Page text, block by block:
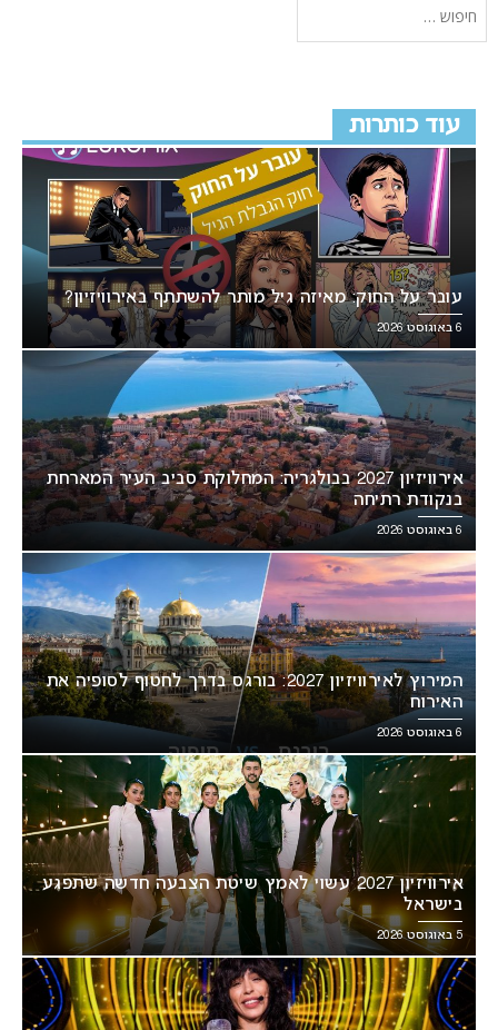
עוד כותרות
עובר על החוק: מאיזה גיל מותר להשתתף באירוויזיון?
6 באוגוסט 2026
אירוויזיון 2027 בבולגריה: המחלוקת סביב העיר המארחת
בנקודת רתיחה
6 באוגוסט 2026
המירוץ לאירוויזיון 2027: בורגס בדרך לחטוף לסופיה את
האירוח
6 באוגוסט 2026
אירוויזיון 2027 עשוי לאמץ שיטת הצבעה חדשה שתפגע
בישראל
5 באוגוסט 2026